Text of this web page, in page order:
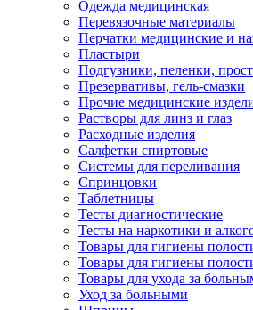
Одежда медицинская
Перевязочные материалы
Перчатки медицинские и
Пластыри
Подгузники, пеленки,
Презервативы, гель-смазки
Прочие медицинские
Растворы для линз и глаз
Расходные изделия
Салфетки спиртовые
Системы для переливания
Спринцовки
Таблетницы
Тесты диагностические
Тесты на наркотики и
Товары для гигиены
Товары для гигиены
Товары для ухода за
Уход за больными